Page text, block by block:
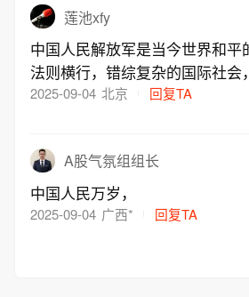
莲池xfy
中国人民解放军是当今世界和平
法则横行，错综复杂的国际社会
枪，但我们拥有打最后一枪，结
2025-09-04 北京 回复TA
A股气氛组组长
中国人民万岁，
2025-09-04 广西* 回复TA